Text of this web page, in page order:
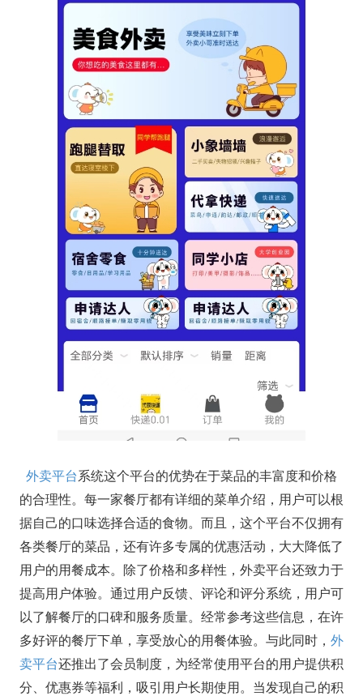
外卖平台系统这个平台的优势在于菜品的丰富度和价格
的合理性。每一家餐厅都有详细的菜单介绍，用户可以根
据自己的口味选择合适的食物。而且，这个平台不仅拥有
各类餐厅的菜品，还有许多专属的优惠活动，大大降低了
用户的用餐成本。除了价格和多样性，外卖平台还致力于
提高用户体验。通过用户反馈、评论和评分系统，用户可
以了解餐厅的口碑和服务质量。经常参考这些信息，在许
多好评的餐厅下单，享受放心的用餐体验。与此同时， 外
卖平台还推出了会员制度，为经常使用平台的用户提供积
分、优惠券等福利，吸引用户长期使用。当发现自己的积